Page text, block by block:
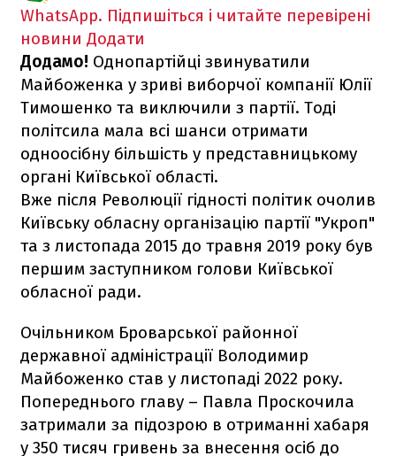
WhatsApp. Підпишіться і читайте перевірені
новини Додати
Додамо! Однопартійці звинуватили
Майбоженка у зриві виборчої компанії Юлії
Тимошенко та виключили з партії. Тоді
політсила мала всі шанси отримати
одноосібну більшість у представницькому
органі Київської області.
Вже після Революції гідності політик очолив
Київську обласну організацію партії "Укроп"
та з листопада 2015 до травня 2019 року був
першим заступником голови Київської
обласної ради.
Очільником Броварської районної
державної адміністрації Володимир
Майбоженко став у листопаді 2022 року.
Попереднього главу – Павла Проскочила
затримали за підозрою в отриманні хабаря
у 350 тисяч гривень за внесення осіб до